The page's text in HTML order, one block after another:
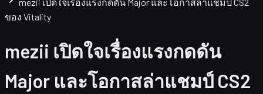
ของ Vitality
mezii เปิดใจเรื่องแรงกดดัน
Major และโอกาสล่าแชมป์ CS2